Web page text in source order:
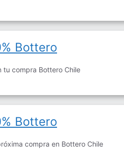
Bottero
tu compra Bottero Chile
Bottero
compra en Bottero Chile